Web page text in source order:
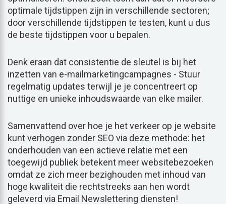
optimale tijdstippen zijn in verschillende sectoren;
door verschillende tijdstippen te testen, kunt u dus
de beste tijdstippen voor u bepalen.
Denk eraan dat consistentie de sleutel is bij het
inzetten van e-mailmarketingcampagnes - Stuur
regelmatig updates terwijl je je concentreert op
nuttige en unieke inhoudswaarde van elke mailer.
Samenvattend over hoe je het verkeer op je website
kunt verhogen zonder SEO via deze methode: het
onderhouden van een actieve relatie met een
toegewijd publiek betekent meer websitebezoeken
omdat ze zich meer bezighouden met inhoud van
hoge kwaliteit die rechtstreeks aan hen wordt
geleverd via Email Newslettering diensten!